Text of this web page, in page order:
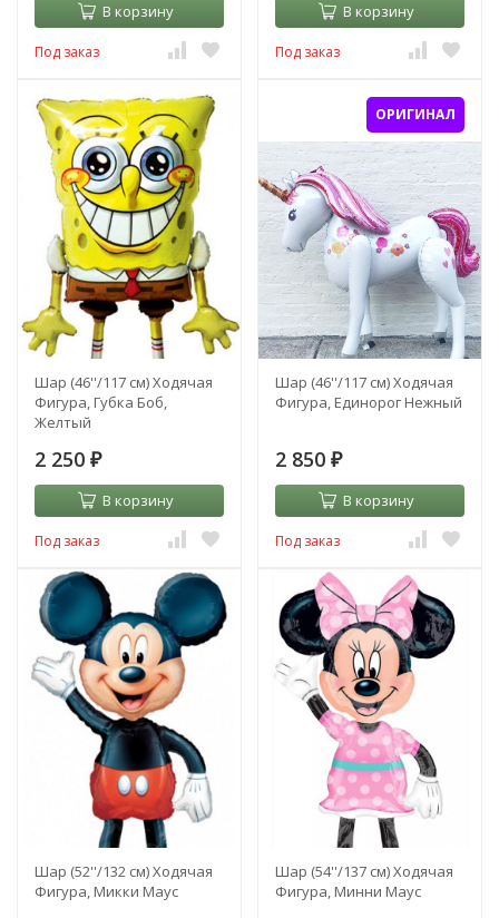
В корзину
Под заказ
В корзину
Под заказ
Шар (46''/117 см) Ходячая
Фигура, Губка Боб,
Желтый
2 250 ₽
В корзину
Под заказ
ОРИГИНАЛ
Шар (46''/117 см) Ходячая
Фигура, Единорог Нежный
2 850 ₽
В корзину
Под заказ
Шар (52''/132 см) Ходячая
Фигура, Микки Маус
Шар (54''/137 см) Ходячая
Фигура, Минни Маус